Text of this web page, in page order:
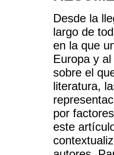
Desde la
largo de
en la que
Europa y
sobre el
literatura,
por
este